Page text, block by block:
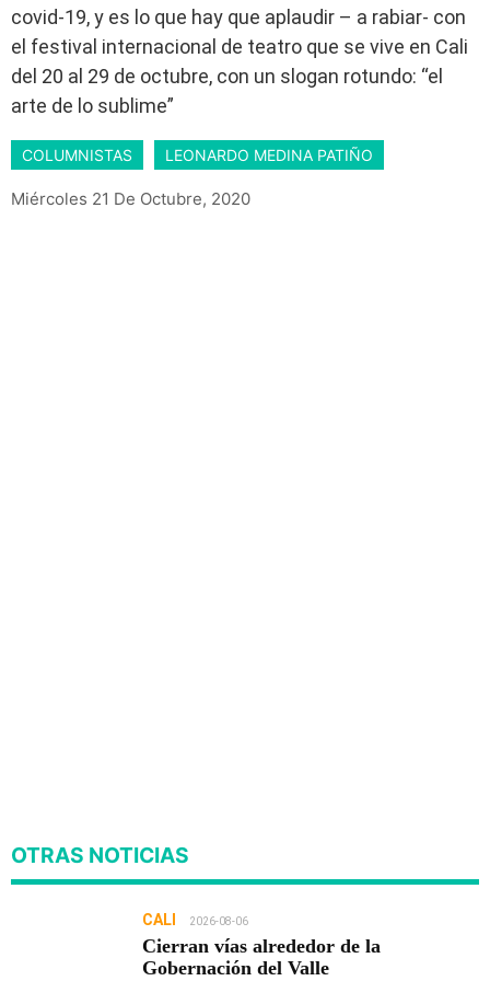
covid-19, y es lo que hay que aplaudir – a rabiar- con
el festival internacional de teatro que se vive en Cali
del 20 al 29 de octubre, con un slogan rotundo: “el
arte de lo sublime”
COLUMNISTAS LEONARDO MEDINA PATIÑO
Miércoles 21 De Octubre, 2020
OTRAS NOTICIAS
CALI 2026-08-06
Cierran vías alrededor de la
Gobernación del Valle